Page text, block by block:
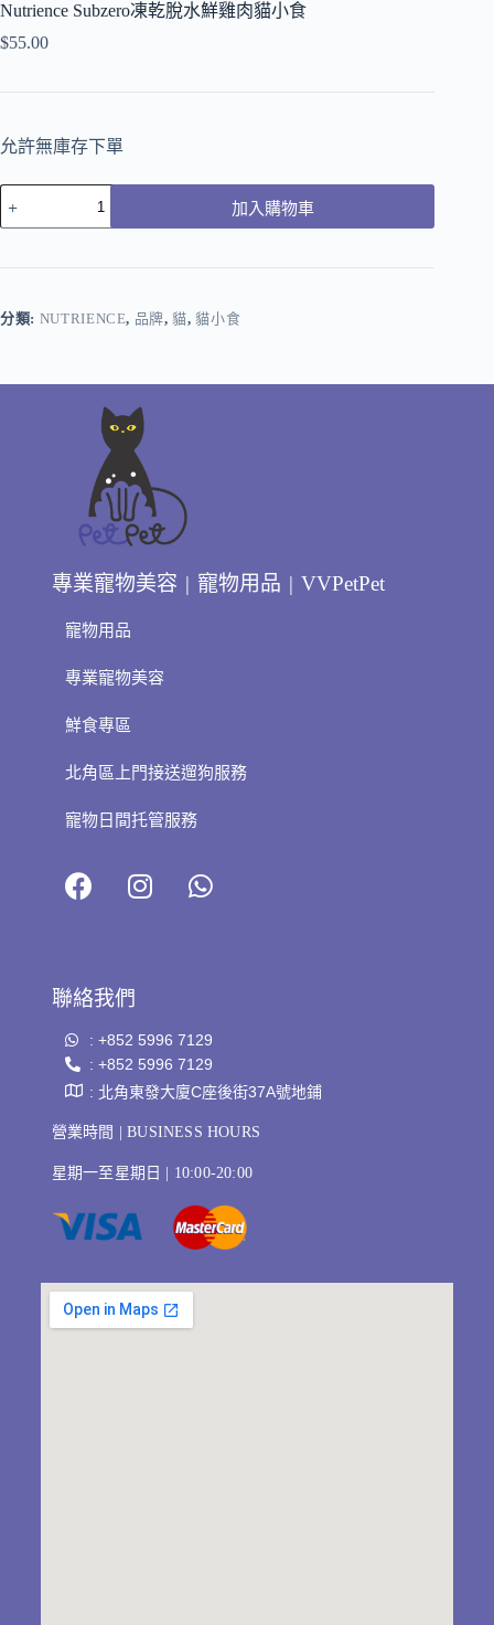
Nutrience Subzero凍乾脫水鮮雞肉貓小食
$55.00
允許無庫存下單
加入購物車
分類: NUTRIENCE, 品牌,貓,貓小食
專業寵物美容 | 寵物用品 | VVPetPet
寵物用品
專業寵物美容
鮮食專區
北角區上門接送遛狗服務
寵物日間托管服務
聯絡我們
: +852 5996 7129
: +852 5996 7129
: 北角東發大廈C座後街37A號地鋪
營業時間 | BUSINESS HOURS
星期一至星期日 | 10:00-20:00